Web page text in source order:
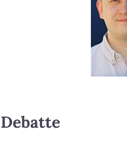
Debatte